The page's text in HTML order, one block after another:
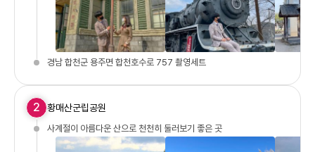
경남 합천군 용주면 합천호수로 757 촬영세트
2 황매산군립공원
사계절이 아름다운 산으로 천천히 둘러보기 좋은 곳